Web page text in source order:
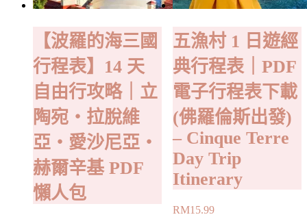
【波羅的海三國
行程表】14 天
自由行攻略｜立
陶宛・拉脫維
亞・愛沙尼亞・
赫爾辛基 PDF
懶人包
五漁村 1 日遊經
典行程表｜PDF
電子行程表下載
(佛羅倫斯出發)
– Cinque Terre
Day Trip
Itinerary
RM15.99